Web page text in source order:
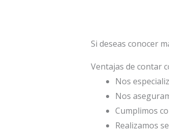
Si deseas conocer
Ventajas de contar
Nos
Nos
Cumplimos
Realizamos